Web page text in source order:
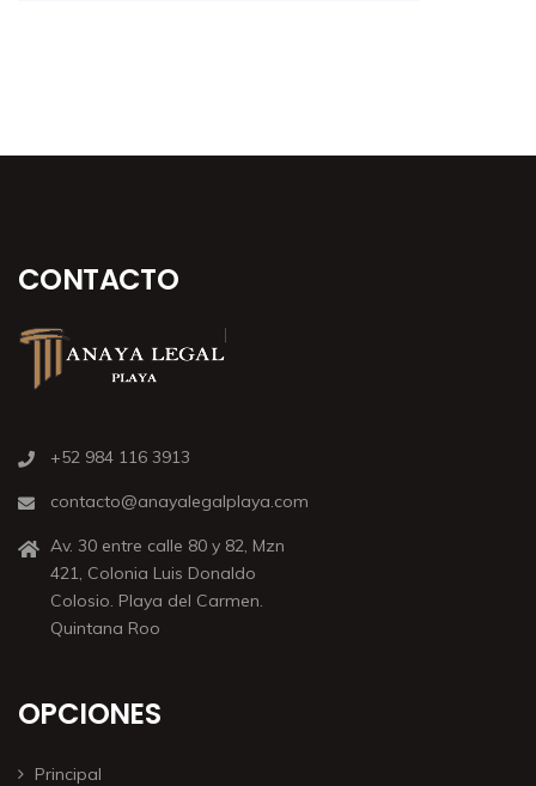
CONTACTO
+52 984 116 3913
contacto@anayalegalplaya.com
Av. 30 entre calle 80 y 82, Mzn
421, Colonia Luis Donaldo
Colosio. Playa del Carmen.
Quintana Roo
OPCIONES
Principal